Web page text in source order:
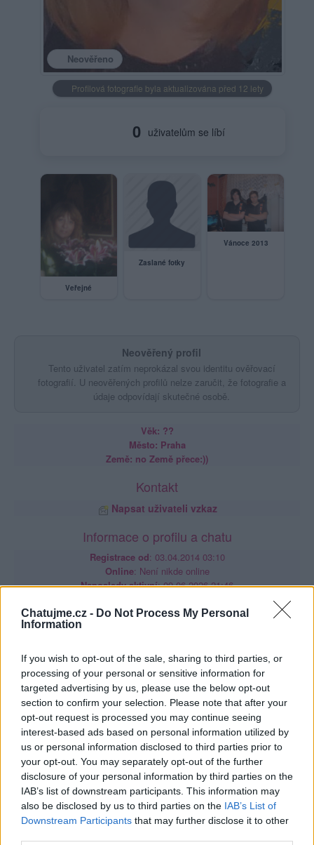
Chatujme.cz - Do Not Process My Personal
Information
If you wish to opt-out of the sale, sharing to third parties, or
processing of your personal or sensitive information for
targeted advertising by us, please use the below opt-out
section to confirm your selection. Please note that after your
opt-out request is processed you may continue seeing
interest-based ads based on personal information utilized by
us or personal information disclosed to third parties prior to
your opt-out. You may separately opt-out of the further
disclosure of your personal information by third parties on the
IAB’s list of downstream participants. This information may
also be disclosed by us to third parties on the IAB’s List of
Downstream Participants that may further disclose it to other
Neověřeno
Profilová fotografie byla aktualizována před 12 lety
0 uživatelům se líbí
Veřejné
Zaslané fotky
Vánoce 2013
Neověřený profil
Tento uživatel zatím neprokázal svou identitu ověřovací
fotografií. U neověřených profilů nelze zaručit, že fotografie a
údaje odpovídají skutečné osobě.
Věk: ??
Město: Praha
Země: no Země přece:))
Kontakt
Napsat uživateli vzkaz
Informace o profilu a chatu
Registrace od: 03.04.2014 03:10
Online: Není nikde online
Naposledy aktivní: 09.06.2026 21:46
Počet přátel: 1
Oblibené místnosti: Žádné
Sledované diskuze:Informace pro uživatele
Ode mne pro vás: Kdo jsem? Jsem Mi. Ti,
které jsem ve virtuálu našla a kteří mně
nabídli úpřímnost a pravdu ve svém srdci